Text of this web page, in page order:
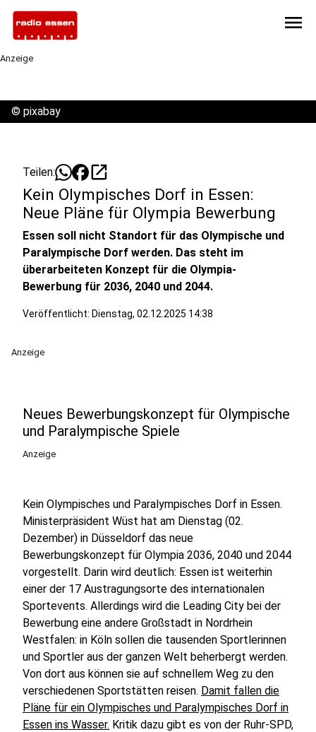
menu
Anzeige
© pixabay
Teilen: open_in_new
Kein Olympisches Dorf in Essen:
Neue Pläne für Olympia Bewerbung
Essen soll nicht Standort für das Olympische und
Paralympische Dorf werden. Das steht im
überarbeiteten Konzept für die Olympia-
Bewerbung für 2036, 2040 und 2044.
Veröffentlicht: Dienstag, 02.12.2025 14:38
Anzeige
Neues Bewerbungskonzept für Olympische
und Paralympische Spiele
Anzeige
Kein Olympisches und Paralympisches Dorf in Essen.
Ministerpräsident Wüst hat am Dienstag (02.
Dezember) in Düsseldorf das neue
Bewerbungskonzept für Olympia 2036, 2040 und 2044
vorgestellt. Darin wird deutlich: Essen ist weiterhin
einer der 17 Austragungsorte des internationalen
Sportevents. Allerdings wird die Leading City bei der
Bewerbung eine andere Großstadt in Nordrhein
Westfalen: in Köln sollen die tausenden Sportlerinnen
und Sportler aus der ganzen Welt beherbergt werden.
Von dort aus können sie auf schnellem Weg zu den
verschiedenen Sportstätten reisen. Damit fallen die
Pläne für ein Olympisches und Paralympisches Dorf in
Essen ins Wasser. Kritik dazu gibt es von der Ruhr-SPD,